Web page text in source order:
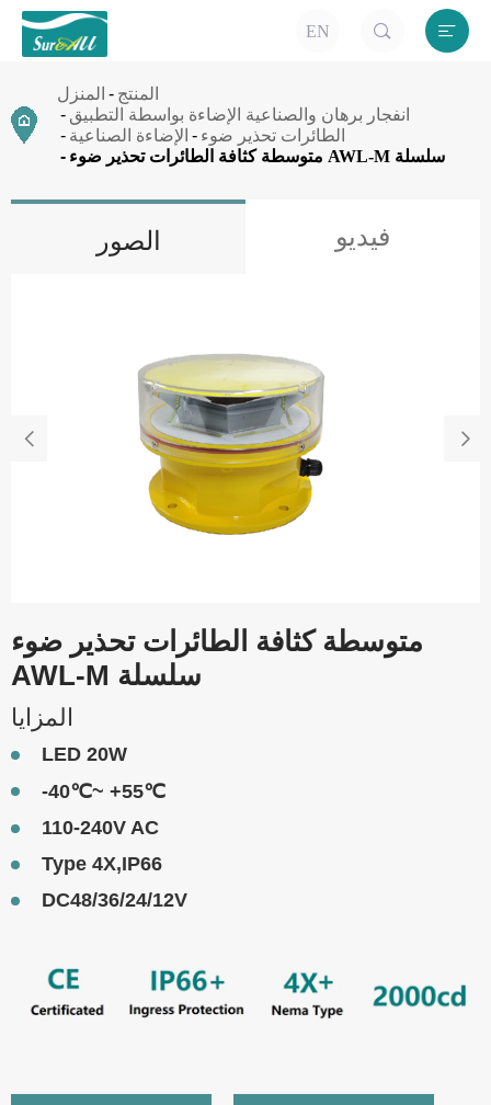
EN  
المنزل
المنتج
انفجار برهان والصناعية الإضاءة بواسطة التطبيق
الإضاءة الصناعية
الطائرات تحذير ضوء
متوسطة كثافة الطائرات تحذير ضوء AWL-M سلسلة
الصور فيديو
 
متوسطة كثافة الطائرات تحذير ضوء
AWL-M سلسلة
المزايا
LED 20W
-40℃~ +55℃
110-240V AC
Type 4X,IP66
DC48/36/24/12V